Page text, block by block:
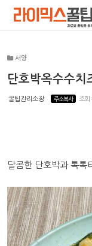
서양
단호박옥수수치
꿀팁관리소장 주소복사 조회
달콤한 단호박과 톡톡